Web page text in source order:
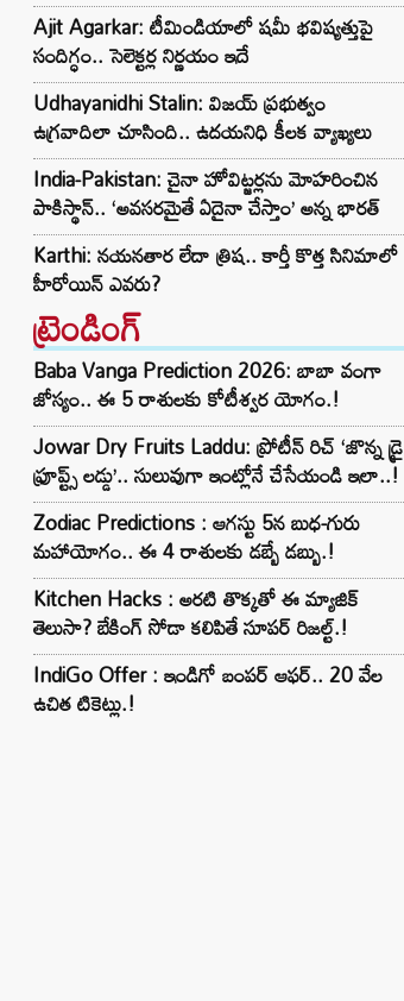
Ajit Agarkar: టీమిండియాలో షమీ భవిష్యత్తుపై
సందిగ్ధం.. సెలెక్టర్ల నిర్ణయం ఇదే
Udhayanidhi Stalin: విజయ్ ప్రభుత్వం
ఉగ్రవాదిలా చూసింది.. ఉదయనిధి కీలక వ్యాఖ్యలు
India-Pakistan: చైనా హోవిట్జర్లను మోహరించిన
పాకిస్థాన్.. ‘అవసరమైతే ఏదైనా చేస్తాం’ అన్న భారత్
Karthi: నయనతార లేదా త్రిష.. కార్తీ కొత్త సినిమాలో
హీరోయిన్ ఎవరు?
ట్రెండింగ్‌
Baba Vanga Prediction 2026: బాబా వంగా
జోస్యం.. ఈ 5 రాశులకు కోటీశ్వర యోగం.!
Jowar Dry Fruits Laddu: ప్రోటీన్ రిచ్ ‘జొన్న డ్రై
ఫ్రూప్ట్స్ లడ్డు’.. సులువుగా ఇంట్లోనే చేసేయండి ఇలా..!
Zodiac Predictions : ఆగస్టు 5న బుధ-గురు
మహాయోగం.. ఈ 4 రాశులకు డబ్బే డబ్బు.!
Kitchen Hacks : అరటి తొక్కతో ఈ మ్యాజిక్
తెలుసా? బేకింగ్ సోడా కలిపితే సూపర్ రిజల్ట్.!
IndiGo Offer : ఇండిగో బంపర్ ఆఫర్.. 20 వేల
ఉచిత టికెట్లు.!